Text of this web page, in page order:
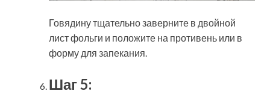
Говядину тщательно заверните в двойной
лист фольги и положите на противень или в
форму для запекания.
Шаг 5: